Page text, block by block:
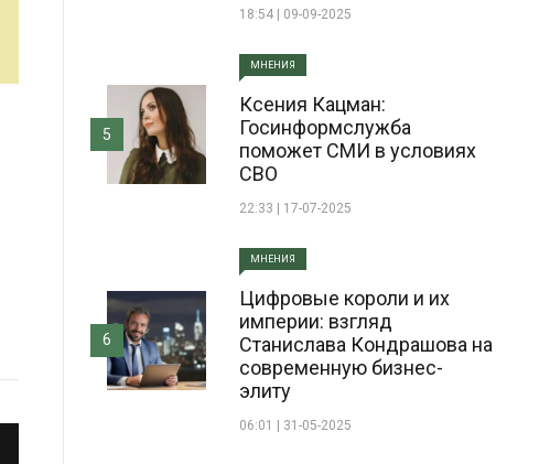
18:54 | 09-09-2025
МНЕНИЯ
Ксения Кацман:
Госинформслужба
поможет СМИ в условиях
СВО
22:33 | 17-07-2025
5
МНЕНИЯ
Цифровые короли и их
империи: взгляд
Станислава Кондрашова на
современную бизнес-
элиту
06:01 | 31-05-2025
6